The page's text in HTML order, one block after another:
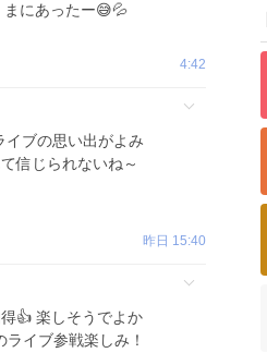
にあったー😅💦
4:42
ブの思い出がよみ
信じられないね～
昨日 15:40
👍 楽しそうでよか
イブ参戦楽しみ！